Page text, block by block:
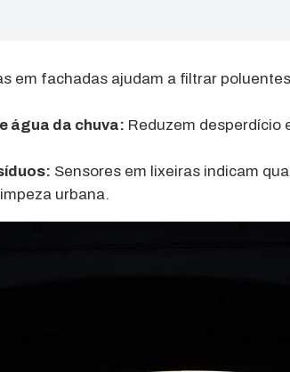
em fachadas ajudam a filtrar
água da chuva: Reduzem desperdício
Sensores em lixeiras indicam
urbana.